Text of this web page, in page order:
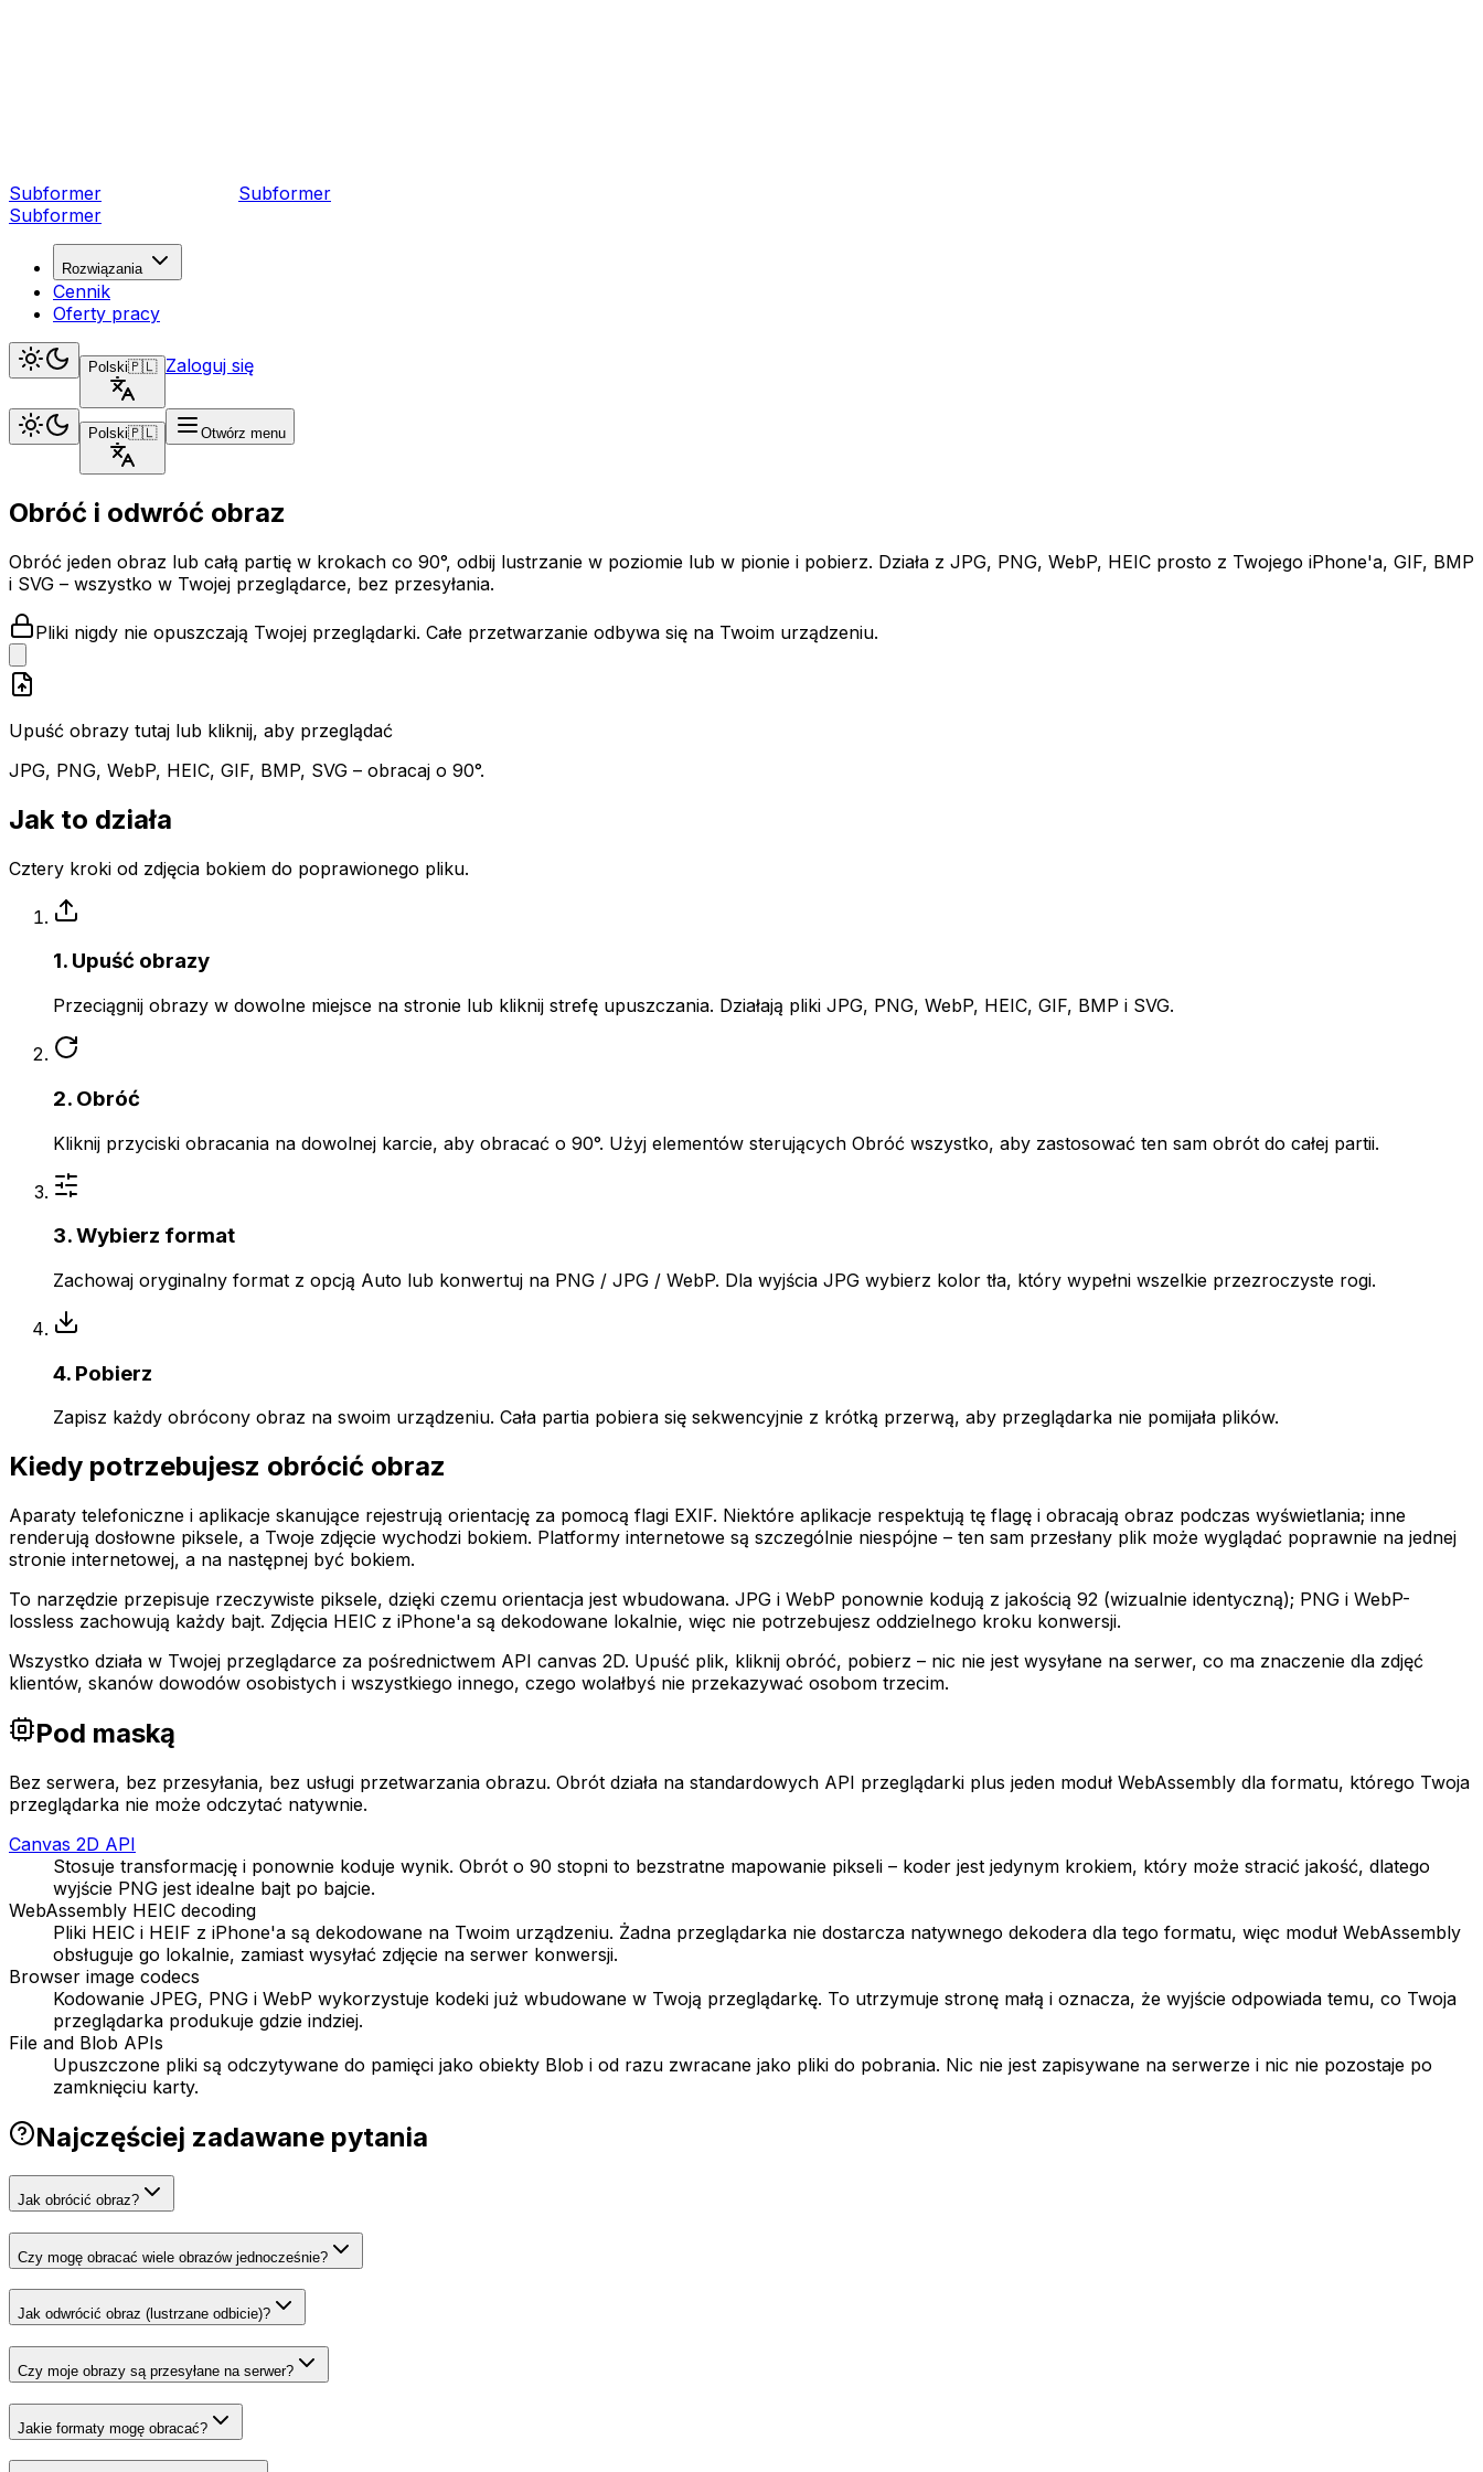
Subformer Subformer
Subformer
Rozwiązania
Cennik
Oferty pracy
Polski🇵🇱 Zaloguj się
Polski🇵🇱 Otwórz menu
Obróć i odwróć obraz
Obróć jeden obraz lub całą partię w krokach co 90°, odbij lustrzanie w poziomie lub w pionie i pobierz. Działa z JPG, PNG, WebP, HEIC prosto z Twojego iPhone'a, GIF, BMP
i SVG – wszystko w Twojej przeglądarce, bez przesyłania.
Pliki nigdy nie opuszczają Twojej przeglądarki. Całe przetwarzanie odbywa się na Twoim urządzeniu.
Upuść obrazy tutaj lub kliknij, aby przeglądać
JPG, PNG, WebP, HEIC, GIF, BMP, SVG – obracaj o 90°.
Jak to działa
Cztery kroki od zdjęcia bokiem do poprawionego pliku.
1. Upuść obrazy
Przeciągnij obrazy w dowolne miejsce na stronie lub kliknij strefę upuszczania. Działają pliki JPG, PNG, WebP, HEIC, GIF, BMP i SVG.
2. Obróć
Kliknij przyciski obracania na dowolnej karcie, aby obracać o 90°. Użyj elementów sterujących Obróć wszystko, aby zastosować ten sam obrót do całej partii.
3. Wybierz format
Zachowaj oryginalny format z opcją Auto lub konwertuj na PNG / JPG / WebP. Dla wyjścia JPG wybierz kolor tła, który wypełni wszelkie przezroczyste rogi.
4. Pobierz
Zapisz każdy obrócony obraz na swoim urządzeniu. Cała partia pobiera się sekwencyjnie z krótką przerwą, aby przeglądarka nie pomijała plików.
Kiedy potrzebujesz obrócić obraz
Aparaty telefoniczne i aplikacje skanujące rejestrują orientację za pomocą flagi EXIF. Niektóre aplikacje respektują tę flagę i obracają obraz podczas wyświetlania; inne
renderują dosłowne piksele, a Twoje zdjęcie wychodzi bokiem. Platformy internetowe są szczególnie niespójne – ten sam przesłany plik może wyglądać poprawnie na jednej
stronie internetowej, a na następnej być bokiem.
To narzędzie przepisuje rzeczywiste piksele, dzięki czemu orientacja jest wbudowana. JPG i WebP ponownie kodują z jakością 92 (wizualnie identyczną); PNG i WebP-
lossless zachowują każdy bajt. Zdjęcia HEIC z iPhone'a są dekodowane lokalnie, więc nie potrzebujesz oddzielnego kroku konwersji.
Wszystko działa w Twojej przeglądarce za pośrednictwem API canvas 2D. Upuść plik, kliknij obróć, pobierz – nic nie jest wysyłane na serwer, co ma znaczenie dla zdjęć
klientów, skanów dowodów osobistych i wszystkiego innego, czego wolałbyś nie przekazywać osobom trzecim.
Pod maską
Bez serwera, bez przesyłania, bez usługi przetwarzania obrazu. Obrót działa na standardowych API przeglądarki plus jeden moduł WebAssembly dla formatu, którego Twoja
przeglądarka nie może odczytać natywnie.
Canvas 2D API
Stosuje transformację i ponownie koduje wynik. Obrót o 90 stopni to bezstratne mapowanie pikseli – koder jest jedynym krokiem, który może stracić jakość, dlatego
wyjście PNG jest idealne bajt po bajcie.
WebAssembly HEIC decoding
Pliki HEIC i HEIF z iPhone'a są dekodowane na Twoim urządzeniu. Żadna przeglądarka nie dostarcza natywnego dekodera dla tego formatu, więc moduł WebAssembly
obsługuje go lokalnie, zamiast wysyłać zdjęcie na serwer konwersji.
Browser image codecs
Kodowanie JPEG, PNG i WebP wykorzystuje kodeki już wbudowane w Twoją przeglądarkę. To utrzymuje stronę małą i oznacza, że wyjście odpowiada temu, co Twoja
przeglądarka produkuje gdzie indziej.
File and Blob APIs
Upuszczone pliki są odczytywane do pamięci jako obiekty Blob i od razu zwracane jako pliki do pobrania. Nic nie jest zapisywane na serwerze i nic nie pozostaje po
zamknięciu karty.
Najczęściej zadawane pytania
Jak obrócić obraz?
Czy mogę obracać wiele obrazów jednocześnie?
Jak odwrócić obraz (lustrzane odbicie)?
Czy moje obrazy są przesyłane na serwer?
Jakie formaty mogę obracać?